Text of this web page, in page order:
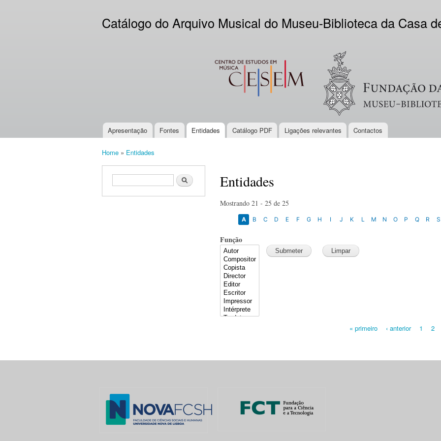
content
Catálogo do Arquivo Musical do Museu-Biblioteca da Casa
CESEM Logo VV
Main menu
Apresentação Fontes Entidades Catálogo PDF Ligações relevantes Contactos
Home » Entidades
Search form Search Entidades
Mostrando 21 - 25 de 25
A B C D E F G H I J K L M N O P Q R S
Função
« primeiro ‹ anterior 1 2